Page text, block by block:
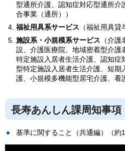
型通所介護、認知症対応型通所
合事業（通所））
福祉用具系サービス （福祉用具貸
施設系・小規模系サービス （介
設、介護医療院、地域密着型介護
特定施設入居者生活介護、認知
型特定施設入居者生活介護、短
護、小規模多機能型居宅介護、看
長寿あんしん課周知事項
基準に関すること（共通編）（約